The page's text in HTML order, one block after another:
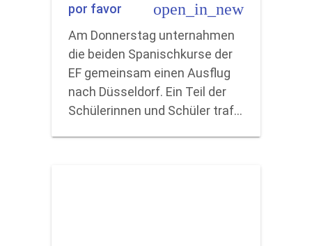
por favor
open_in_new
Am Donnerstag unternahmen
die beiden Spanischkurse der
EF gemeinsam einen Ausflug
nach Düsseldorf. Ein Teil der
Schülerinnen und Schüler traf…